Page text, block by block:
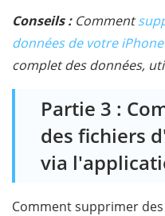
Conseils :Comment
données de votre iPhone
complet des données,
Partie 3 :
des fichiers
via
Comment supprimer